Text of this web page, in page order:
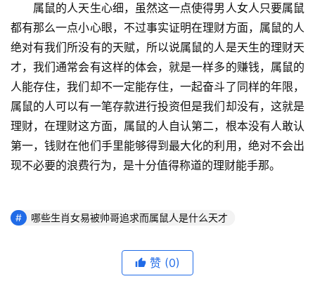
属鼠的人天生心细，虽然这一点使得男人女人只要属鼠
都有那么一点小心眼，不过事实证明在理财方面，属鼠的人
绝对有我们所没有的天赋，所以说属鼠的人是天生的理财天
才，我们通常会有这样的体会，就是一样多的赚钱，属鼠的
人能存住，我们却不一定能存住，一起奋斗了同样的年限，
属鼠的人可以有一笔存款进行投资但是我们却没有，这就是
理财，在理财这方面，属鼠的人自认第二，根本没有人敢认
第一，钱财在他们手里能够得到最大化的利用，绝对不会出
现不必要的浪费行为，是十分值得称道的理财能手那。
哪些生肖女易被帅哥追求而属鼠人是什么天才
赞 (0)